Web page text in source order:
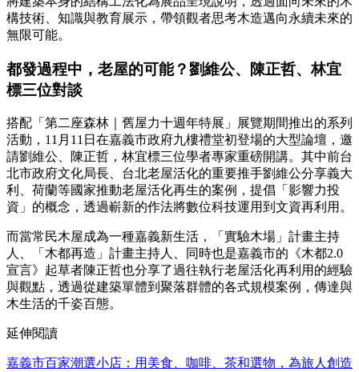
構技術、知識與教育展示，帶領觀者思考木造邁向永續未來的
無限可能。
都發過程中，老屋的可能？劉維公、陳正哲、林宜
標三位對談
搭配「第二座森林｜舊屋力十週年特展」展覽期間推出的系列
活動，11月11日在嘉義市政府九樓禮堂初登場的大型論壇，邀
請劉維公、陳正哲，林宜標三位學者專家重磅開講。其中前台
北市政府文化局長、台北老屋活化的重要推手劉維公分享義大
利、荷蘭等國家推動老屋活化再生的案例，提倡「影響力投
資」的概念，透過嶄新的作法將數位科技運用到文資再利用。
而當常民木屋成為一種嘉義新生活，「實驗木場」計畫主持
人、「木都再造」計畫主持人、同時也是嘉義市的《木都2.0
宣言》起草者陳正哲也分享了過往執行老屋活化再利用的經驗
與觀點，透過從建築單體到聚落群體的各式規模案例，傳達與
木生活的千姿百態。
延伸閱讀
嘉義市百家潮選小店：用美食、咖啡、茶和選物，為旅人創造